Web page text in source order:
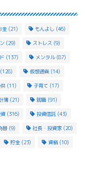
金 (21) もんよし (46)
(29) ストレス (9)
(137) メンタル(87)
(128) 仮想通貨 (14)
(11) 子育て (17)
簿 (21) 就職 (91)
(316) 投資信託 (43)
替 (9) 社長・投資家 (20)
貯金 (23) 資格(10)